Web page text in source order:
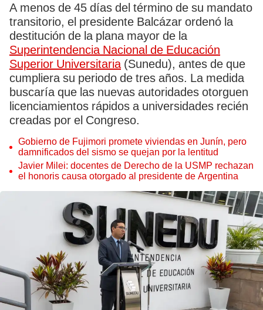
A menos de 45 días del término de su mandato
transitorio, el presidente Balcázar ordenó la
destitución de la plana mayor de la
Superintendencia Nacional de Educación
Superior Universitaria(Sunedu), antes de que
cumpliera su periodo de tres años. La medida
buscaría que las nuevas autoridades otorguen
licenciamientos rápidos a universidades recién
creadas por el Congreso.
Gobierno de Fujimori promete viviendas en Junín, pero
damnificados del sismo se quejan por la lentitud
Javier Milei: docentes de Derecho de la USMP rechazan
el honoris causa otorgado al presidente de Argentina